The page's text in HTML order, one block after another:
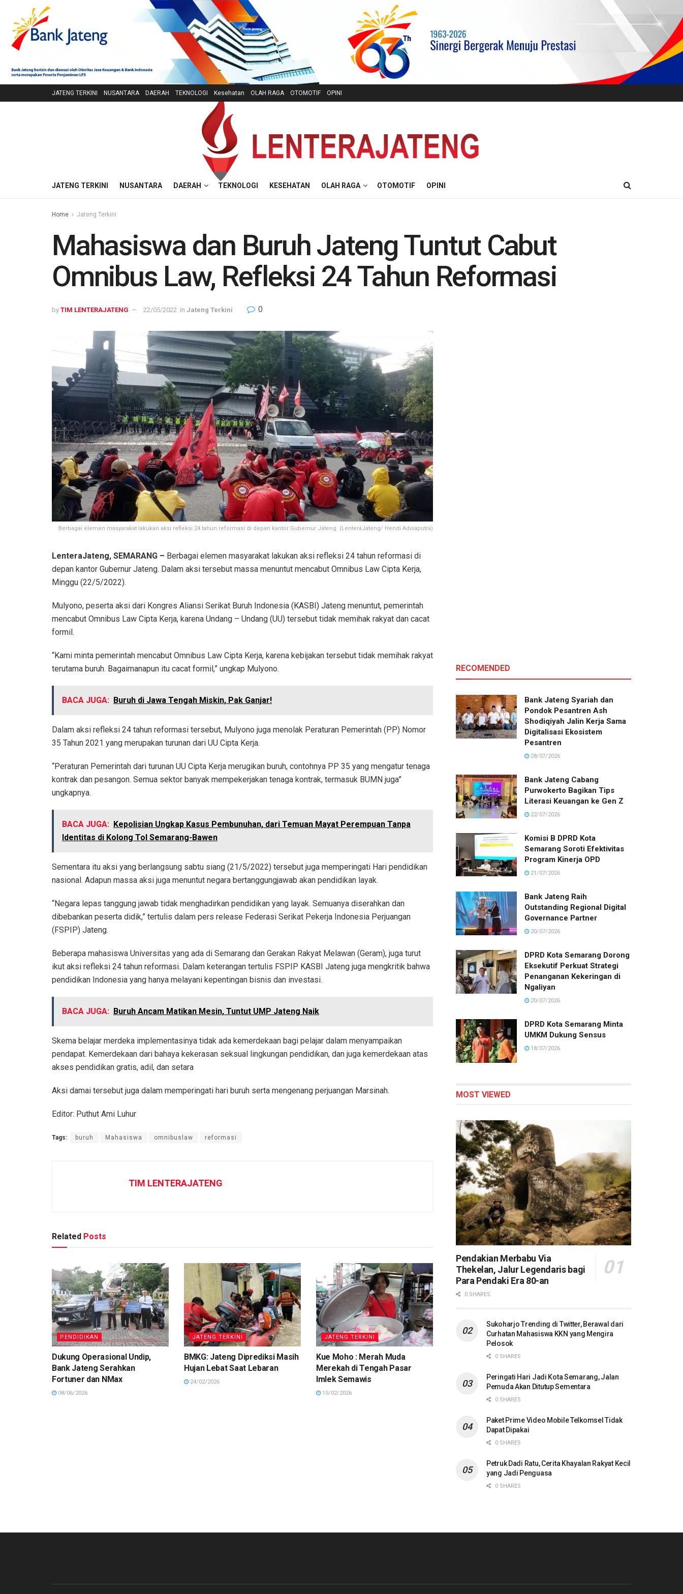
JATENG TERKINI NUSANTARA DAERAH TEKNOLOGI Kesehatan OLAH RAGA OTOMOTIF OPINI
JATENG TERKINI NUSANTARA DAERAH TEKNOLOGI KESEHATAN OLAH RAGA OTOMOTIF OPINI
Home Jateng Terkini
Mahasiswa dan Buruh Jateng Tuntut Cabut
Omnibus Law, Refleksi 24 Tahun Reformasi
by TIM LENTERAJATENG 22/05/2022 in Jateng Terkini 0
Berbagai elemen masyarakat lakukan aksi refleksi 24 tahun reformasi di depan kantor Gubernur Jateng. (LenteraJateng/ Hendi Adisaputra)
LenteraJateng, SEMARANG – Berbagai elemen masyarakat lakukan aksi refleksi 24 tahun reformasi di
depan kantor Gubernur Jateng. Dalam aksi tersebut massa menuntut mencabut Omnibus Law Cipta Kerja,
Minggu (22/5/2022).
Mulyono, peserta aksi dari Kongres Aliansi Serikat Buruh Indonesia (KASBI) Jateng menuntut, pemerintah
mencabut Omnibus Law Cipta Kerja, karena Undang – Undang (UU) tersebut tidak memihak rakyat dan cacat
formil.
“Kami minta pemerintah mencabut Omnibus Law Cipta Kerja, karena kebijakan tersebut tidak memihak rakyat
terutama buruh. Bagaimanapun itu cacat formil,” ungkap Mulyono.
BACA JUGA: Buruh di Jawa Tengah Miskin, Pak Ganjar!
Dalam aksi refleksi 24 tahun reformasi tersebut, Mulyono juga menolak Peraturan Pemerintah (PP) Nomor
35 Tahun 2021 yang merupakan turunan dari UU Cipta Kerja.
“Peraturan Pemerintah dari turunan UU Cipta Kerja merugikan buruh, contohnya PP 35 yang mengatur tenaga
kontrak dan pesangon. Semua sektor banyak mempekerjakan tenaga kontrak, termasuk BUMN juga”
ungkapnya.
BACA JUGA: Kepolisian Ungkap Kasus Pembunuhan, dari Temuan Mayat Perempuan Tanpa
Identitas di Kolong Tol Semarang-Bawen
Sementara itu aksi yang berlangsung sabtu siang (21/5/2022) tersebut juga memperingati Hari pendidikan
nasional. Adapun massa aksi juga menuntut negara bertanggungjawab akan pendidikan layak.
“Negara lepas tanggung jawab tidak menghadirkan pendidikan yang layak. Semuanya diserahkan dan
dibebankan peserta didik,” tertulis dalam pers release Federasi Serikat Pekerja Indonesia Perjuangan
(FSPIP) Jateng.
Beberapa mahasiswa Universitas yang ada di Semarang dan Gerakan Rakyat Melawan (Geram), juga turut
ikut aksi refleksi 24 tahun reformasi. Dalam keterangan tertulis FSPIP KASBI Jateng juga mengkritik bahwa
pendidikan Indonesia yang hanya melayani kepentingan bisnis dan investasi.
BACA JUGA: Buruh Ancam Matikan Mesin, Tuntut UMP Jateng Naik
Skema belajar merdeka implementasinya tidak ada kemerdekaan bagi pelajar dalam menyampaikan
pendapat. Kemerdekaan dari bahaya kekerasan seksual lingkungan pendidikan, dan juga kemerdekaan atas
akses pendidikan gratis, adil, dan setara
Aksi damai tersebut juga dalam memperingati hari buruh serta mengenang perjuangan Marsinah.
Editor: Puthut Ami Luhur
Tags: buruh Mahasiswa omnibuslaw reformasi
TIM LENTERAJATENG
Related Posts
PENDIDIKAN
Dukung Operasional Undip,
Bank Jateng Serahkan
Fortuner dan NMax
08/06/2026
JATENG TERKINI
BMKG: Jateng Diprediksi Masih
Hujan Lebat Saat Lebaran
24/02/2026
JATENG TERKINI
Kue Moho : Merah Muda
Merekah di Tengah Pasar
Imlek Semawis
15/02/2026
RECOMENDED
Bank Jateng Syariah dan
Pondok Pesantren Ash
Shodiqiyah Jalin Kerja Sama
Digitalisasi Ekosistem
Pesantren
28/07/2026
Bank Jateng Cabang
Purwokerto Bagikan Tips
Literasi Keuangan ke Gen Z
22/07/2026
Komisi B DPRD Kota
Semarang Soroti Efektivitas
Program Kinerja OPD
21/07/2026
Bank Jateng Raih
Outstanding Regional Digital
Governance Partner
20/07/2026
DPRD Kota Semarang Dorong
Eksekutif Perkuat Strategi
Penanganan Kekeringan di
Ngaliyan
20/07/2026
DPRD Kota Semarang Minta
UMKM Dukung Sensus
18/07/2026
MOST VIEWED
Pendakian Merbabu Via
Thekelan, Jalur Legendaris bagi
Para Pendaki Era 80-an
0 SHARES
Sukoharjo Trending di Twitter, Berawal dari
Curhatan Mahasiswa KKN yang Mengira
Pelosok
0 SHARES
Peringati Hari Jadi Kota Semarang, Jalan
Pemuda Akan Ditutup Sementara
0 SHARES
Paket Prime Video Mobile Telkomsel Tidak
Dapat Dipakai
0 SHARES
Petruk Dadi Ratu, Cerita Khayalan Rakyat Kecil
yang Jadi Penguasa
0 SHARES